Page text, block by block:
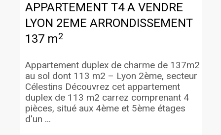
APPARTEMENT T4 A VENDRE
LYON 2EME ARRONDISSEMENT
137 m2
Appartement duplex de charme de 137m2
au sol dont 113 m2 – Lyon 2ème, secteur
Célestins Découvrez cet appartement
duplex de 113 m2 carrez comprenant 4
pièces, situé aux 4ème et 5ème étages
d'un ...